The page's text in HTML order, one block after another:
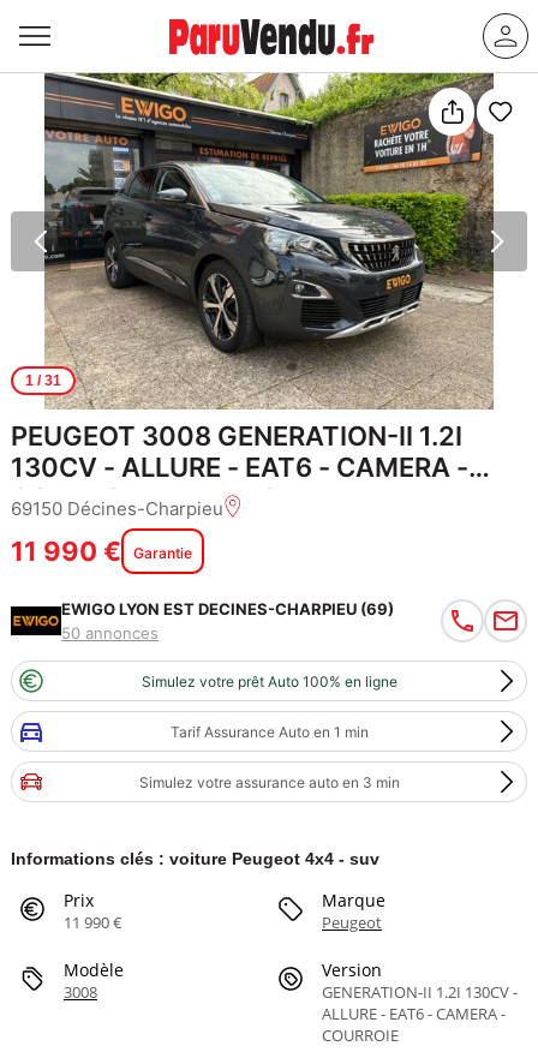
1/ 31
PEUGEOT 3008 GENERATION-II 1.2I
130CV - ALLURE - EAT6 - CAMERA -
COURROIE REMPLACEE
69150 Décines-Charpieu
11 990 € Garantie
EWIGO LYON EST DECINES-CHARPIEU (69)
50 annonces
Simulez votre prêt Auto 100% en ligne
Tarif Assurance Auto en 1 min
Simulez votre assurance auto en 3 min
Informations clés : voiture Peugeot 4x4 - suv
Prix
11 990 €
Marque
Peugeot
Modèle
3008
Version
GENERATION-II 1.2I 130CV -
ALLURE - EAT6 - CAMERA -
COURROIE